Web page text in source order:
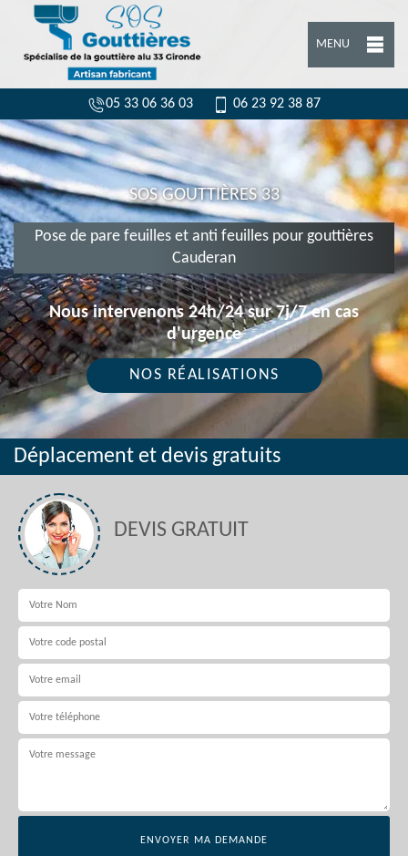
MENU
05 33 06 36 03 06 23 92 38 87
SOS GOUTTIÈRES 33
Pose de pare feuilles et anti feuilles pour gouttières
Cauderan
Nous intervenons 24h/24 sur 7j/7 en cas
d'urgence
NOS RÉALISATIONS
Déplacement et devis gratuits
DEVIS GRATUIT